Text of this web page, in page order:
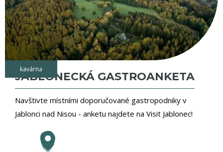
kavárna
JABLONECKÁ GASTROANKETA
Navštivte místními doporučované gastropodniky v
Jablonci nad Nisou - anketu najdete na Visit Jablonec!